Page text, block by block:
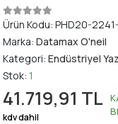
Ürün Kodu: PHD20-
Marka: Datamax O'neil
Kategori: Endüstriyel
Stok: 1
41.719,91 TL
kdv dahil